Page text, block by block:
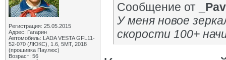
Регистрация: 25.05.2015
Адрес: Гагарин
Автомобиль: LADA VESTA GFL11-
52-070 (ЛЮКС), 1.6, 5МТ, 2018
(прошивка Паулюс)
Возраст: 56
Сообщение от
У меня новое
скорости 100+